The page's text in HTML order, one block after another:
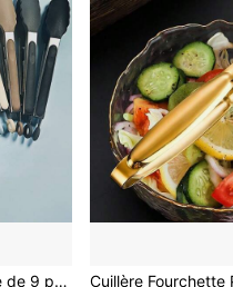
1 paquet Pinces de cuisine de 9 pouces et 12 pouces, pinces à aliments en acier inoxydable premium avec revêtement silicone antiadhésif pour la cuisson, le barbecue et le grillage, avec fonction de verrouillage